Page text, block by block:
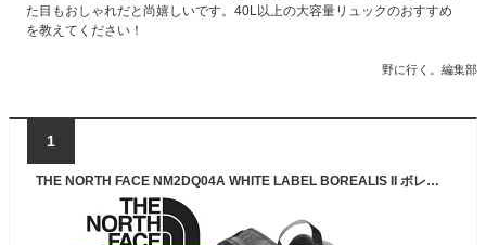
た目もおしゃれだと尚嬉しいです。40L以上の大容量リュックのおすすめ
を教えてください！
野に行く。編集部
1
THE NORTH FACE NM2DQ04A WHITE LABEL BOREALIS II ボレアリス2 ノースフェイス バックパック リュックサック 30L リュック メンズ おしゃれ ビジネス ビジネスリュック ブランド ビジネスバッグ カジュアル